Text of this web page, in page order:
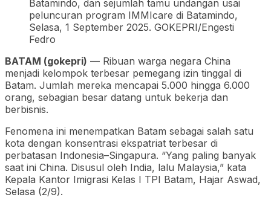
Batamindo, dan sejumlah tamu undangan usai
peluncuran program IMMIcare di Batamindo,
Selasa, 1 September 2025. GOKEPRI/Engesti
Fedro
BATAM (gokepri) — Ribuan warga negara China
menjadi kelompok terbesar pemegang izin tinggal di
Batam. Jumlah mereka mencapai 5.000 hingga 6.000
orang, sebagian besar datang untuk bekerja dan
berbisnis.
Fenomena ini menempatkan Batam sebagai salah satu
kota dengan konsentrasi ekspatriat terbesar di
perbatasan Indonesia–Singapura. “Yang paling banyak
saat ini China. Disusul oleh India, lalu Malaysia,” kata
Kepala Kantor Imigrasi Kelas I TPI Batam, Hajar Aswad,
Selasa (2/9).